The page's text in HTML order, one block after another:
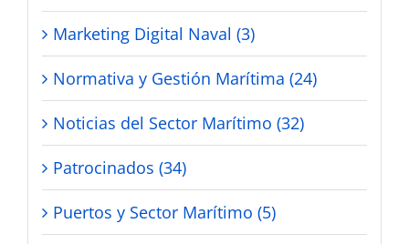
Marketing Digital Naval (3)
Normativa y Gestión Marítima (24)
Noticias del Sector Marítimo (32)
Patrocinados (34)
Puertos y Sector Marítimo (5)